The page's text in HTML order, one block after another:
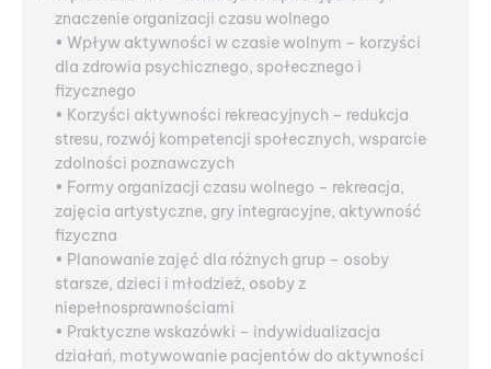
znaczenie organizacji czasu wolnego
• Wpływ aktywności w czasie wolnym – korzyści
dla zdrowia psychicznego, społecznego i
fizycznego
• Korzyści aktywności rekreacyjnych – redukcja
stresu, rozwój kompetencji społecznych, wsparcie
zdolności poznawczych
• Formy organizacji czasu wolnego – rekreacja,
zajęcia artystyczne, gry integracyjne, aktywność
fizyczna
• Planowanie zajęć dla różnych grup – osoby
starsze, dzieci i młodzież, osoby z
niepełnosprawnościami
• Praktyczne wskazówki – indywidualizacja
działań, motywowanie pacjentów do aktywności